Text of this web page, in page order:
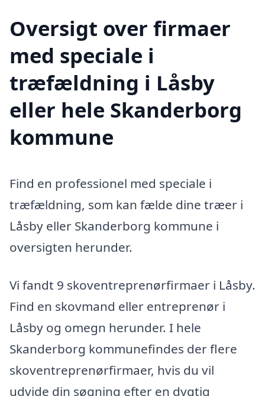
Oversigt over firmaer
med speciale i
træfældning i Låsby
eller hele Skanderborg
kommune
Find en professionel med speciale i
træfældning, som kan fælde dine træer i
Låsby eller Skanderborg kommune i
oversigten herunder.
Vi fandt 9 skoventreprenørfirmaer i Låsby.
Find en skovmand eller entreprenør i
Låsby og omegn herunder. I hele
Skanderborg kommunefindes der flere
skoventreprenørfirmaer, hvis du vil
udvide din søgning efter en dygtig